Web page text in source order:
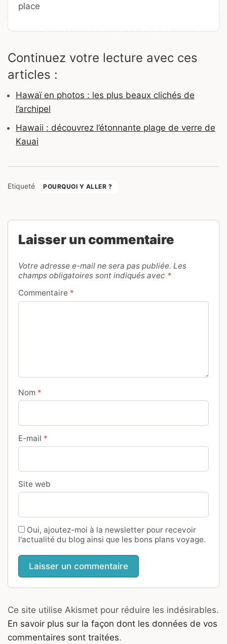
place
Continuez votre lecture avec ces
articles :
Hawaï en photos : les plus beaux clichés de
l’archipel
Hawaii : découvrez l’étonnante plage de verre de
Kauai
Etiqueté POURQUOI Y ALLER ?
Laisser un commentaire
Votre adresse e-mail ne sera pas publiée. Les
champs obligatoires sont indiqués avec *
Commentaire *
Nom *
E-mail *
Site web
Oui, ajoutez-moi à la newsletter pour recevoir
l'actualité du blog ainsi que les bons plans voyage.
Ce site utilise Akismet pour réduire les indésirables.
En savoir plus sur la façon dont les données de vos
commentaires sont traitées.